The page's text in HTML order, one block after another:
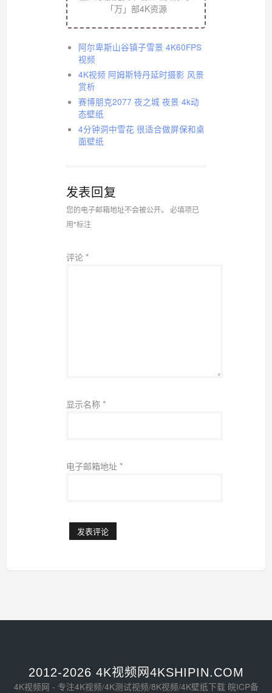
「万」部4K资源
阿尔卑斯山谷镇子雪景 4K60FPS
视频
4K视频 阿姆斯特丹延时摄影 风景
赏析
赛博朋克2077 夜之城 夜景 4k动
态壁纸
4分钟洞中雪花 很适合做屏保和桌
面壁纸
发表回复
您的电子邮箱地址不会被公开。
必填项已
用*标注
评论 *
显示名称 *
电子邮箱地址 *
2012-2026 4K视频网4KSHIPIN.COM
4K视频网 - 专注4K视频/4K测试视频/8K视频/4K壁纸下载 皖ICP备